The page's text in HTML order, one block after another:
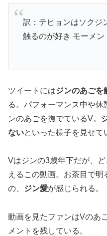
訳：テヒョンはソクジ
触るのが好き モーメン
ツイートにはジンのあごを
る。パフォーマンス中や
ンのあごを撫でているV。
ないといった様子を見せて
Vはジンの3歳年下だが、
えるこの動画。お茶目で
の、 ジン愛が感じられる。
動画を見たファンはVのあ
メントを残している。